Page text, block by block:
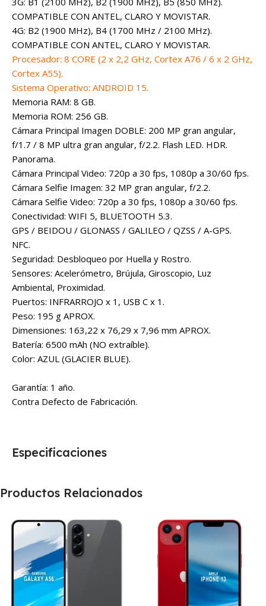
COMPATIBLE CON ANTEL, CLARO Y MOVISTAR.
4G: B2 (1900 MHz), B4 (1700 MHz / 2100 MHz).
COMPATIBLE CON ANTEL, CLARO Y MOVISTAR.
Procesador: 8 CORE (2 x 2,2 GHz, Cortex A76 / 6 x 2 GHz,
Cortex A55).
Sistema Operativo: ANDROID 15.
Memoria RAM: 8 GB.
Memoria ROM: 256 GB.
Cámara Principal Imagen DOBLE: 200 MP gran angular,
f/1.7 / 8 MP ultra gran angular, f/2.2. Flash LED. HDR.
Panorama.
Cámara Principal Video: 720p a 30 fps, 1080p a 30/60 fps.
Cámara Selfie Imagen: 32 MP gran angular, f/2.2.
Cámara Selfie Video: 720p a 30 fps, 1080p a 30/60 fps.
Conectividad: WIFI 5, BLUETOOTH 5.3.
GPS / BEIDOU / GLONASS / GALILEO / QZSS / A-GPS.
NFC.
Seguridad: Desbloqueo por Huella y Rostro.
Sensores: Acelerómetro, Brújula, Giroscopio, Luz
Ambiental, Proximidad.
Puertos: INFRARROJO x 1, USB C x 1.
Peso: 195 g APROX.
Dimensiones: 163,22 x 76,29 x 7,96 mm APROX.
Batería: 6500 mAh (NO extraíble).
Color: AZUL (GLACIER BLUE).
Garantía: 1 año.
Contra Defecto de Fabricación.
Especificaciones
Productos Relacionados